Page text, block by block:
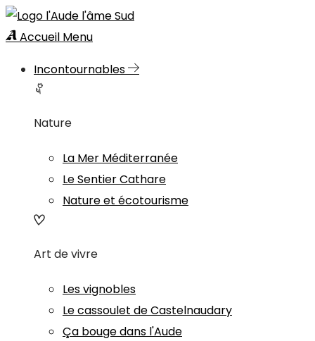
Accueil Menu
Incontournables
Nature
La Mer Méditerranée
Le Sentier Cathare
Nature et écotourisme
Art de vivre
Les vignobles
Le cassoulet de Castelnaudary
Ça bouge dans l'Aude